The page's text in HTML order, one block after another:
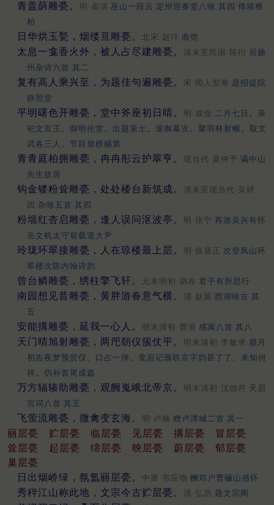
青盖荫雕甍。 明·崔演 巫山一段云 定州迎春堂八咏 其四 倚墙稚
柏
日华烘玉甃，烟缕亘雕甍。 北宋·赵抃 曲馆
太息一龛香火外，被人占尽建雕甍。 清末至民国·陈衍 后扬
州杂诗六首 其二
复有高人乘兴至，为题佳句遍雕甍。 宋·闻人安寿 题招提院
静照堂
平明曙色开雕甍，堂中斧座初日晴。 明·成伣 二月七日。亲
祀文宣王。御明伦堂。出题策士。退御幕次。聚羽林射帿。取文
武各三人。节目放榜赐第
青青庭柏拥雕甍，冉冉彤云护翠亨。 现当代·莫仲予 谒中山
先生故居
钩金镂粉耸雕甍，处处楼台新筑成。
清末至现当代·吴研
因 杂咏五首 其四
粉墙红杏启雕甍，逢人误问沤波亭。 明·张宁 再游吴兴有怀
岳文机太守翁载道大尹
玲珑环翠接雕甍，人在琼楼最上层。 明·徐居正 次登凤山环
翠楼次陈内翰诗韵
曾台鳞雕甍，绣柱擎飞轩。 元末明初·胡布 君子有所思行
南园想见昔雕甍，黄胖游春意气横。 清·赵翼 西湖咏古 其
五
安能搆雕甍，延我一心人。 明末清初·曹溶 感寓八首 其八
天门晴旭射雕甍，两戺朝仪簇仗平。 明末清初·李敏求 腊月
初吉夜梦预贺仪。口占一律。觉后记颈联京字韵甚了了。未知何
祥。仍补首尾成篇
万方辐辏助雕甍，观阙嵬峨北帝京。 明末清初·沈德符 天启
宫词八首 其五
飞萤流雕甍，微禽变玄海。 明·卢楠 赠卢潭城二首 其一
丽层甍 贮层甍 临层甍 见层甍 搆层甍
冒层甍
耸层甍
起层甍 绵层甍 映层甍 蔚层甍
郁层甍
巢层甍
日出烟峤绿，氛氲丽层甍。
中唐·韦应物 酬郑户曹骊山感怀
秀稡江山称此地，文宗今古贮层甍。 清·弘历 题文宗阁